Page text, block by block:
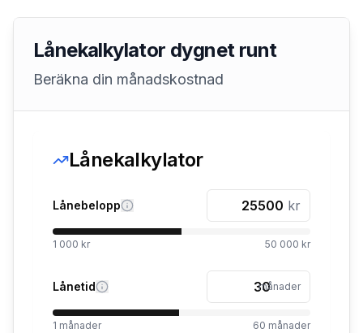
Lånekalkylator dygnet runt
Beräkna din månadskostnad
Lånekalkylator
Lånebelopp kr
1 000 kr 50 000 kr
Lånetid månader
1 månader 60 månader